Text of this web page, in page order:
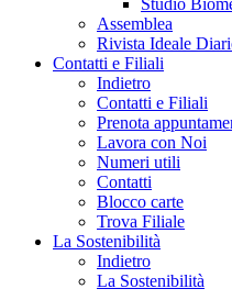
Studio
Assemblea
Rivista Ideale
Contatti e Filiali
Indietro
Contatti e Filiali
Prenota
Lavora con Noi
Numeri utili
Contatti
Blocco carte
Trova Filiale
La Sostenibilità
Indietro
La Sostenibilità